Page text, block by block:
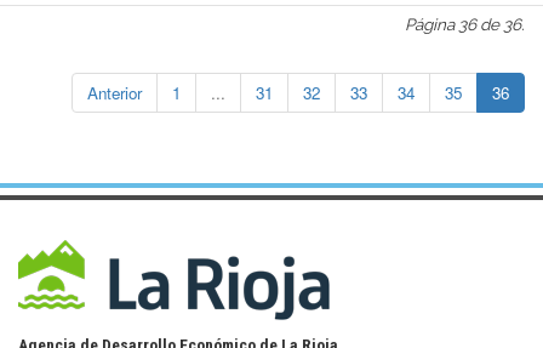
Página 36 de 36.
Anterior 1 ... 31 32 33 34 35 36